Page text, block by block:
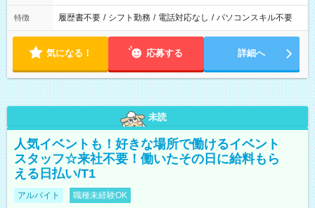
特徴 履歴書不要 / シフト勤務 / 電話対応なし / パソコンスキル不要
気になる！ 応募する 詳細へ
未読
人気イベントも！好きな場所で働けるイベント
スタッフ☆来社不要！働いたその日に給料もら
える日払い/T1
アルバイト 職種未経験OK